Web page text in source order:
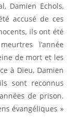
Damien Echols,
accusé de ces
ils ont été
l’année
de mort et les
à Dieu, Damien
sont reconnus
de prison.
évangéliques »